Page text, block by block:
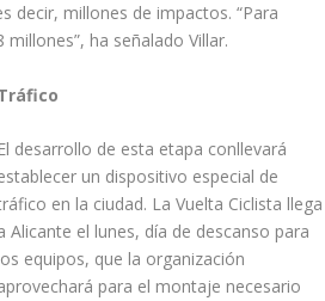
decir, millones de impactos. “Para
ha señalado Villar.
El desarrollo de esta etapa conllevará
un dispositivo especial de
en la ciudad. La Vuelta Ciclista llega
Alicante el lunes, día de descanso para
equipos, que la organización
para el montaje necesario